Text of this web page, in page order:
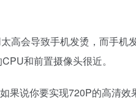
高会导致手机发烫，而手机
和前置摄像头很近。
果说你要实现720P的高清效